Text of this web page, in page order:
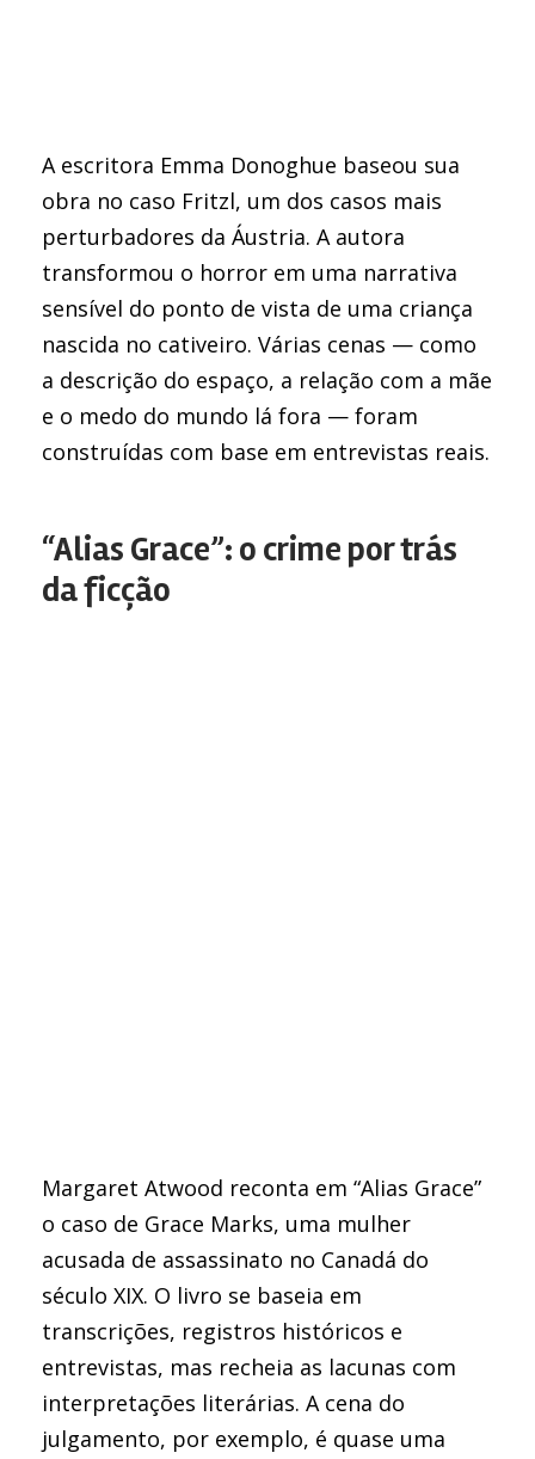
A escritora Emma Donoghue baseou sua
obra no caso Fritzl, um dos casos mais
perturbadores da Áustria. A autora
transformou o horror em uma narrativa
sensível do ponto de vista de uma criança
nascida no cativeiro. Várias cenas — como
a descrição do espaço, a relação com a mãe
e o medo do mundo lá fora — foram
construídas com base em entrevistas reais.
“Alias Grace”: o crime por trás
da ficção
Margaret Atwood reconta em “Alias Grace”
o caso de Grace Marks, uma mulher
acusada de assassinato no Canadá do
século XIX. O livro se baseia em
transcrições, registros históricos e
entrevistas, mas recheia as lacunas com
interpretações literárias. A cena do
julgamento, por exemplo, é quase uma